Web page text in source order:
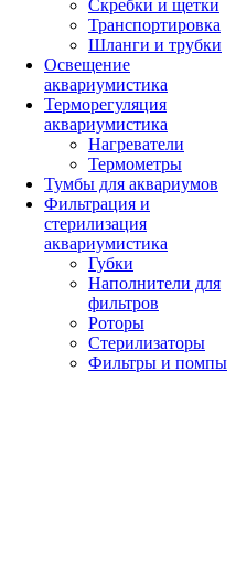
Скребки и щетки
Транспортировка
Шланги и трубки
Освещение
аквариумистика
Терморегуляция
аквариумистика
Нагреватели
Термометры
Тумбы для аквариумов
Фильтрация и
стерилизация
аквариумистика
Губки
Наполнители для
фильтров
Роторы
Стерилизаторы
Фильтры и помпы